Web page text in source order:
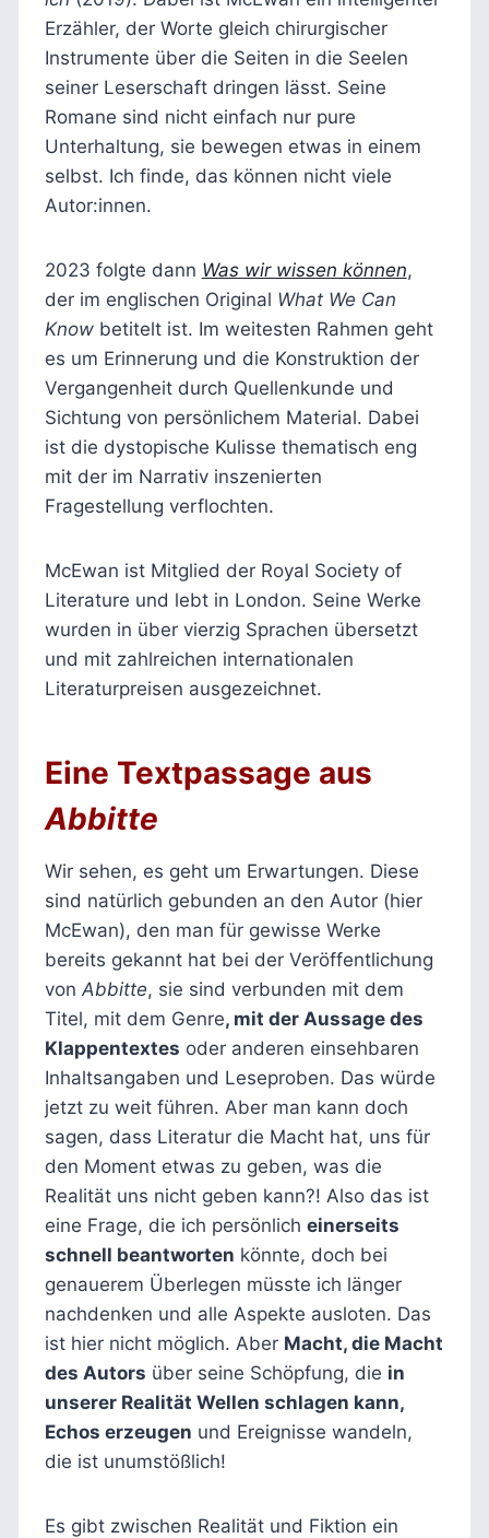
Erzähler, der Worte gleich chirurgischer
Instrumente über die Seiten in die Seelen
seiner Leserschaft dringen lässt. Seine
Romane sind nicht einfach nur pure
Unterhaltung, sie bewegen etwas in einem
selbst. Ich finde, das können nicht viele
Autor:innen.
2023 folgte dann Was wir wissen können,
der im englischen Original What We Can
Knowbetitelt ist. Im weitesten Rahmen geht
es um Erinnerung und die Konstruktion der
Vergangenheit durch Quellenkunde und
Sichtung von persönlichem Material. Dabei
ist die dystopische Kulisse thematisch eng
mit der im Narrativ inszenierten
Fragestellung verflochten.
McEwan ist Mitglied der Royal Society of
Literature und lebt in London. Seine Werke
wurden in über vierzig Sprachen übersetzt
und mit zahlreichen internationalen
Literaturpreisen ausgezeichnet.
Eine Textpassage aus
Abbitte
Wir sehen, es geht um Erwartungen. Diese
sind natürlich gebunden an den Autor (hier
McEwan), den man für gewisse Werke
bereits gekannt hat bei der Veröffentlichung
von Abbitte, sie sind verbunden mit dem
Titel, mit dem Genre, mit der Aussage des
Klappentextes oder anderen einsehbaren
Inhaltsangaben und Leseproben. Das würde
jetzt zu weit führen. Aber man kann doch
sagen, dass Literatur die Macht hat, uns für
den Moment etwas zu geben, was die
Realität uns nicht geben kann?! Also das ist
eine Frage, die ich persönlich einerseits
schnell beantworten könnte, doch bei
genauerem Überlegen müsste ich länger
nachdenken und alle Aspekte ausloten. Das
ist hier nicht möglich. Aber Macht, die Macht
des Autors über seine Schöpfung, die in
unserer Realität Wellen schlagen kann,
Echos erzeugen und Ereignisse wandeln,
die ist unumstößlich!
Es gibt zwischen Realität und Fiktion ein